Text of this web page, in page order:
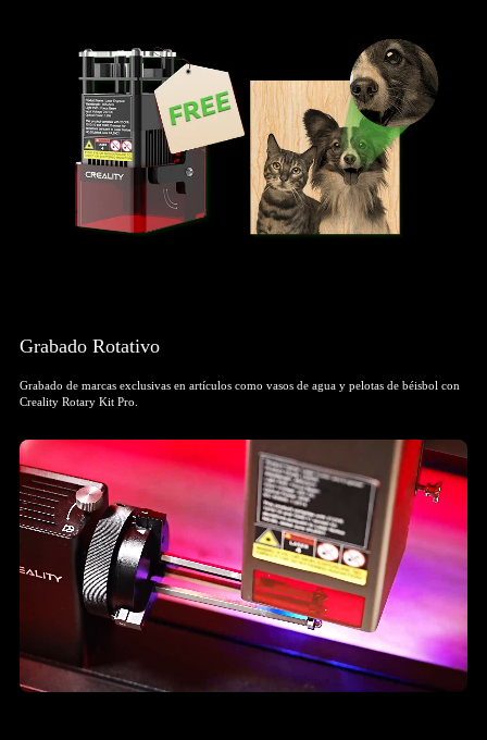
Grabado Rotativo
Grabado de marcas exclusivas en artículos como vasos de agua y pelotas de béisbol con
Creality Rotary Kit Pro.